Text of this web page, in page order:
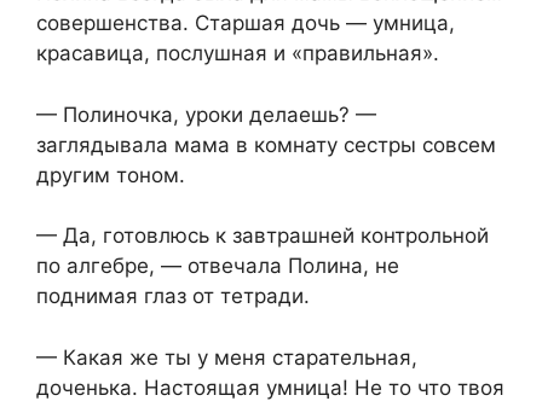
совершенства. Старшая дочь — умница,
красавица, послушная и «правильная».
— Полиночка, уроки делаешь? —
заглядывала мама в комнату сестры совсем
другим тоном.
— Да, готовлюсь к завтрашней контрольной
по алгебре, — отвечала Полина, не
поднимая глаз от тетради.
— Какая же ты у меня старательная,
доченька. Настоящая умница! Не то что твоя